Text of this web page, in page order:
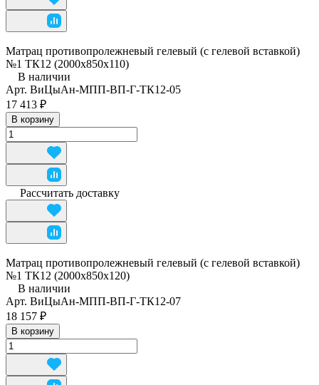
Матрац противопролежневый гелевый (с гелевой вставкой)
№1 ТК12 (2000х850х110)
В наличии
Арт. ВиЦыАн-МПП-ВП-Г-ТК12-05
17 413 ₽
В корзину
Рассчитать доставку
Матрац противопролежневый гелевый (с гелевой вставкой)
№1 ТК12 (2000х850х120)
В наличии
Арт. ВиЦыАн-МПП-ВП-Г-ТК12-07
18 157 ₽
В корзину